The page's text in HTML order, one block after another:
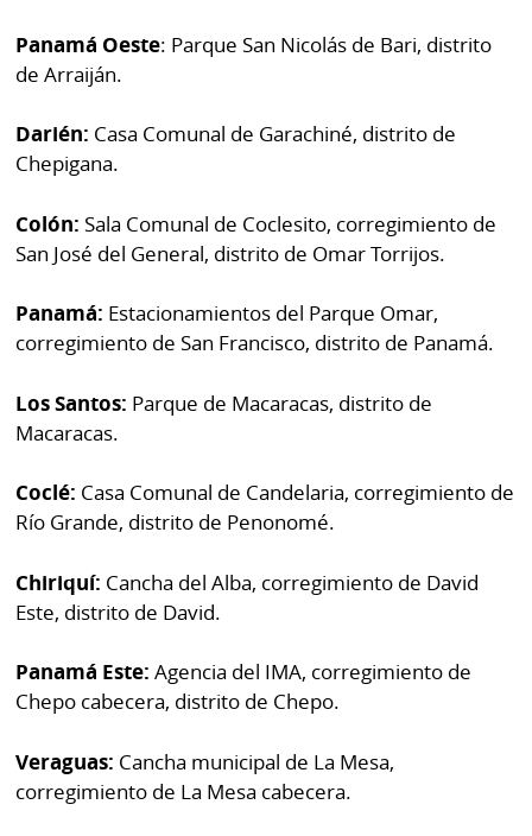
Tus
Tiquetes
Cero
KM
Corprensa
Prensa
Fácil
⌾
Hoy
Hoy
Sábado
Picante
La
Tal
Cual
Sabrina
Censura
Panamá Oeste: Parque San Nicolás de Bari, distrito
de Arraiján.
Darién: Casa Comunal de Garachiné, distrito de
Chepigana.
Colón: Sala Comunal de Coclesito, corregimiento de
San José del General, distrito de Omar Torrijos.
Panamá: Estacionamientos del Parque Omar,
corregimiento de San Francisco, distrito de Panamá.
Los Santos: Parque de Macaracas, distrito de
Macaracas.
Coclé: Casa Comunal de Candelaria, corregimiento de
Río Grande, distrito de Penonomé.
Chiriquí: Cancha del Alba, corregimiento de David
Este, distrito de David.
Panamá Este: Agencia del IMA, corregimiento de
Chepo cabecera, distrito de Chepo.
Veraguas: Cancha municipal de La Mesa,
corregimiento de La Mesa cabecera.